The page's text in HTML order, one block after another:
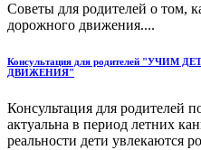
Советы для родителей о том,
дорожного движения....
Консультация для родителей
ДВИЖЕНИЯ"
Консультация для родителей
актуальна в период летних
реальности дети увлекаются